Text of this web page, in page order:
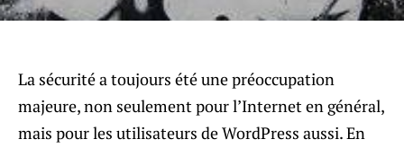
La sécurité a toujours été une préoccupation
majeure, non seulement pour l’Internet en général,
mais pour les utilisateurs de WordPress aussi. En